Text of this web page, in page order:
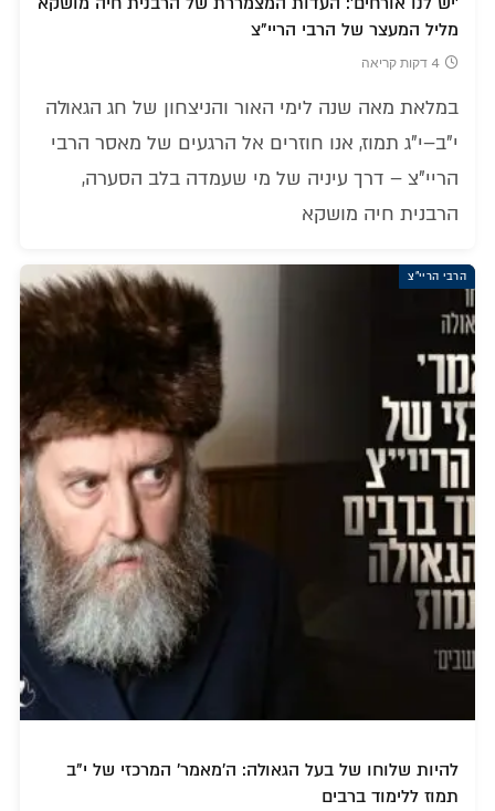
מליל המעצר של הרבי הריי"צ
4 דקות קריאה
במלאת מאה שנה לימי האור והניצחון של חג הגאולה
י"ב–י"ג תמוז, אנו חוזרים אל הרגעים של מאסר הרבי
הריי"צ – דרך עיניה של מי שעמדה בלב הסערה,
הרבנית חיה מושקא
הרבי הריי"צ
להיות שלוחו של בעל הגאולה: ה'מאמר' המרכזי של י"ב
תמוז ללימוד ברבים